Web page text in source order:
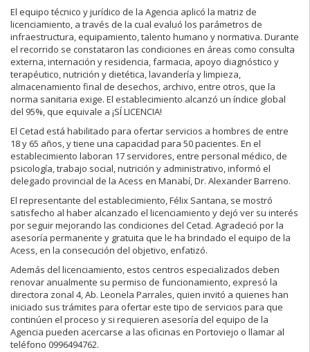
El equipo técnico y jurídico de la Agencia aplicó la matriz de
licenciamiento, a través de la cual evaluó los parámetros de
infraestructura, equipamiento, talento humano y normativa. Durante
el recorrido se constataron las condiciones en áreas como consulta
externa, internación y residencia, farmacia, apoyo diagnóstico y
terapéutico, nutrición y dietética, lavandería y limpieza,
almacenamiento final de desechos, archivo, entre otros, que la
norma sanitaria exige. El establecimiento alcanzó un índice global
del 95%, que equivale a ¡SÍ LICENCIA!
El Cetad está habilitado para ofertar servicios a hombres de entre
18 y 65 años, y tiene una capacidad para 50 pacientes. En el
establecimiento laboran 17 servidores, entre personal médico, de
psicología, trabajo social, nutrición y administrativo, informó el
delegado provincial de la Acess en Manabí, Dr. Alexander Barreno.
El representante del establecimiento, Félix Santana, se mostró
satisfecho al haber alcanzado el licenciamiento y dejó ver su interés
por seguir mejorando las condiciones del Cetad. Agradeció por la
asesoría permanente y gratuita que le ha brindado el equipo de la
Acess, en la consecución del objetivo, enfatizó.
Además del licenciamiento, estos centros especializados deben
renovar anualmente su permiso de funcionamiento, expresó la
directora zonal 4, Ab. Leonela Parrales, quien invitó a quienes han
iniciado sus trámites para ofertar este tipo de servicios para que
continúen el proceso y si requieren asesoría del equipo de la
Agencia pueden acercarse a las oficinas en Portoviejo o llamar al
teléfono 0996494762.